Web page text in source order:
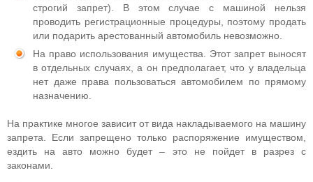
строгий запрет). В этом случае с машиной нельзя
проводить регистрационные процедуры, поэтому продать
или подарить арестованный автомобиль невозможно.
На право использования имущества. Этот запрет выносят
в отдельных случаях, а он предполагает, что у владельца
нет даже права пользоваться автомобилем по прямому
назначению.
На практике многое зависит от вида накладываемого на машину
запрета. Если запрещено только распоряжение имуществом,
ездить на авто можно будет – это не пойдет в разрез с
законами.